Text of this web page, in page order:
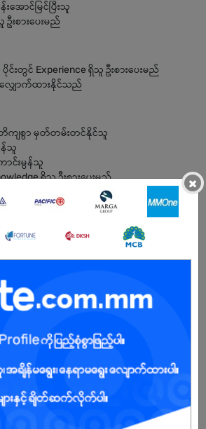
ောင်မြင်ပြီးသူ
ဦးစားပေးမည်
ပိုင်းတွင် Experience ရှိသူ ဦးစားပေးမည်
လျှောက်ထားနိုင်သည်
တိကျစွာ မှတ်တမ်းတင်နိုင်သူ
န်သူ
ာင်းမွန်သူ
ရှိသူ ဦးစားပေးမည်
×